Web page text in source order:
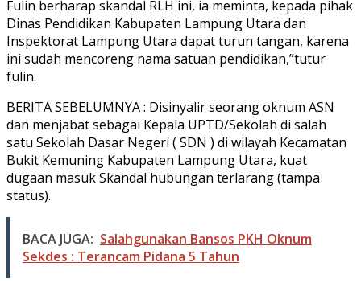
Fulin berharap skandal RLH ini, ia meminta, kepada pihak
Dinas Pendidikan Kabupaten Lampung Utara dan
Inspektorat Lampung Utara dapat turun tangan, karena
ini sudah mencoreng nama satuan pendidikan,”tutur
fulin.
BERITA SEBELUMNYA : Disinyalir seorang oknum ASN
dan menjabat sebagai Kepala UPTD/Sekolah di salah
satu Sekolah Dasar Negeri ( SDN ) di wilayah Kecamatan
Bukit Kemuning Kabupaten Lampung Utara, kuat
dugaan masuk Skandal hubungan terlarang (tampa
status).
BACA JUGA: Salahgunakan Bansos PKH Oknum
Sekdes : Terancam Pidana 5 Tahun